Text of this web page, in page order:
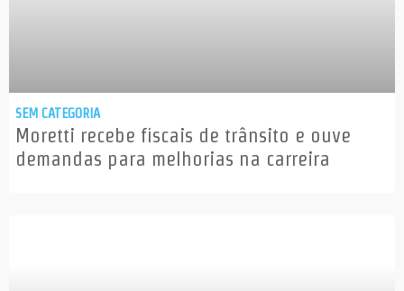
SEM CATEGORIA
Moretti recebe fiscais de trânsito e ouve
demandas para melhorias na carreira